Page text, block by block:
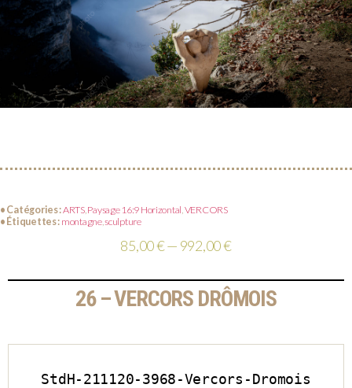
• Catégories :ARTS, Paysage 16:9 Horizontal VERCORS
• Étiquettes : montagne,sculpture
85,00 € — 992,00 €
26 – VERCORS DRÔMOIS
StdH-211120-3968-Vercors-Dromois